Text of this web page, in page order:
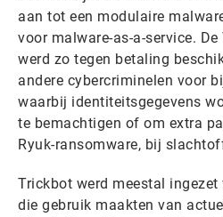
aan tot een modulaire
voor malware-as-a-service.
werd zo tegen betaling
andere cybercriminelen voor
waarbij identiteitsgegevens
te bemachtigen of om extra
Ryuk-ransomware, bij
Trickbot werd meestal
die gebruik maakten van